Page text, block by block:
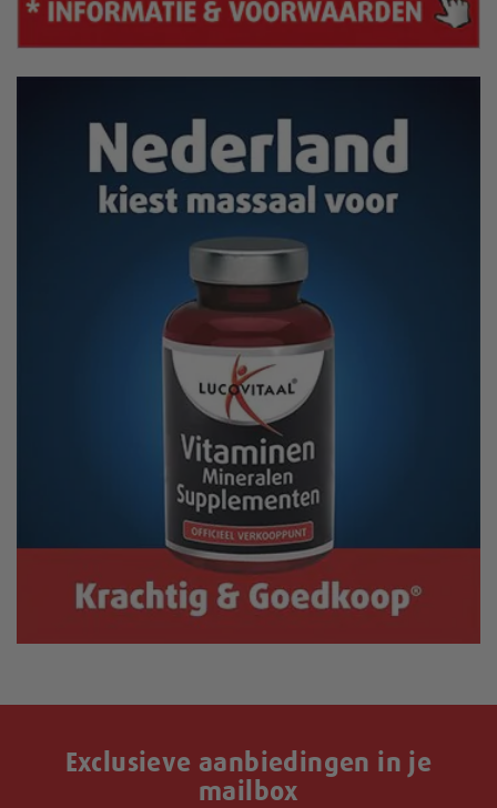
Exclusieve aanbiedingen in je
mailbox